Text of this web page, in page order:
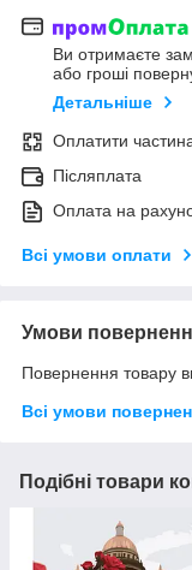
Ви отримаєте
або гроші
Детальніше
Оплатити
Післяплата
Оплата на
Всі умови оплати
Умови
Повернення товару
Всі умови
Подібні товари